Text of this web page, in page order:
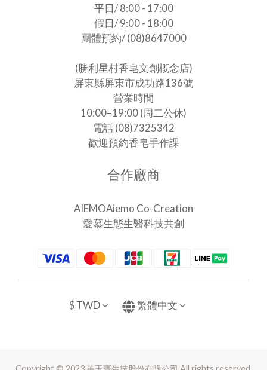
平日/ 8:00 - 17:00
假日/ 9:00 - 18:00
團體預約/ (08)8647000
(勝利星村香皂文創概念店)
屏東縣屏東市成功路136號
營業時間
10:00–19:00 (周二公休)
電話 (08)7325342
歡迎預約香皂手作課
合作廠商
AIEMOAiemo Co-Creation
愛慕生態生醫科技共創
$TWD 繁體中文